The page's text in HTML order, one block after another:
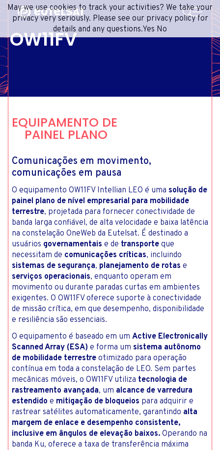
Content
Menu
Footer
SERVIÇOS DE SATÉLITE
MÍDIA
EXTRANET
FRENCH
PESQUISA
OW11FV
EQUIPAMENTO DE
PAINEL PLANO
Comunicações em movimento,
comunicações em pausa
O equipamento OW11FV Intellian LEO é uma solução de
painel plano de nível empresarial para mobilidade
terrestre, projetada para fornecer conectividade de
banda larga confiável, de alta velocidade e baixa latência
na constelação OneWeb da Eutelsat. É destinado a
usuários governamentais e de transporte que
necessitam de comunicações críticas, incluindo
sistemas de segurança, planejamento de rotas e
serviços operacionais, enquanto operam em
movimento ou durante paradas curtas em ambientes
exigentes. O OW11FV oferece suporte à conectividade
de missão crítica, em que desempenho, disponibilidade
e resiliência são essenciais.
O equipamento é baseado em um Active Electronically
Scanned Array (ESA) e forma um sistema autônomo
de mobilidade terrestre otimizado para operação
contínua em toda a constelação de LEO. Sem partes
mecânicas móveis, o OW11FV utiliza tecnologia de
rastreamento avançada, um alcance de varredura
estendido e mitigação de bloqueios para adquirir e
rastrear satélites automaticamente, garantindo alta
margem de enlace e desempenho consistente,
inclusive em ângulos de elevação baixos. Operando na
banda Ku, oferece a taxa de transferência máxima
May we use cookies to track your activities? We take your
privacy very seriously. Please see our privacy policy for
details and any questions.Yes No